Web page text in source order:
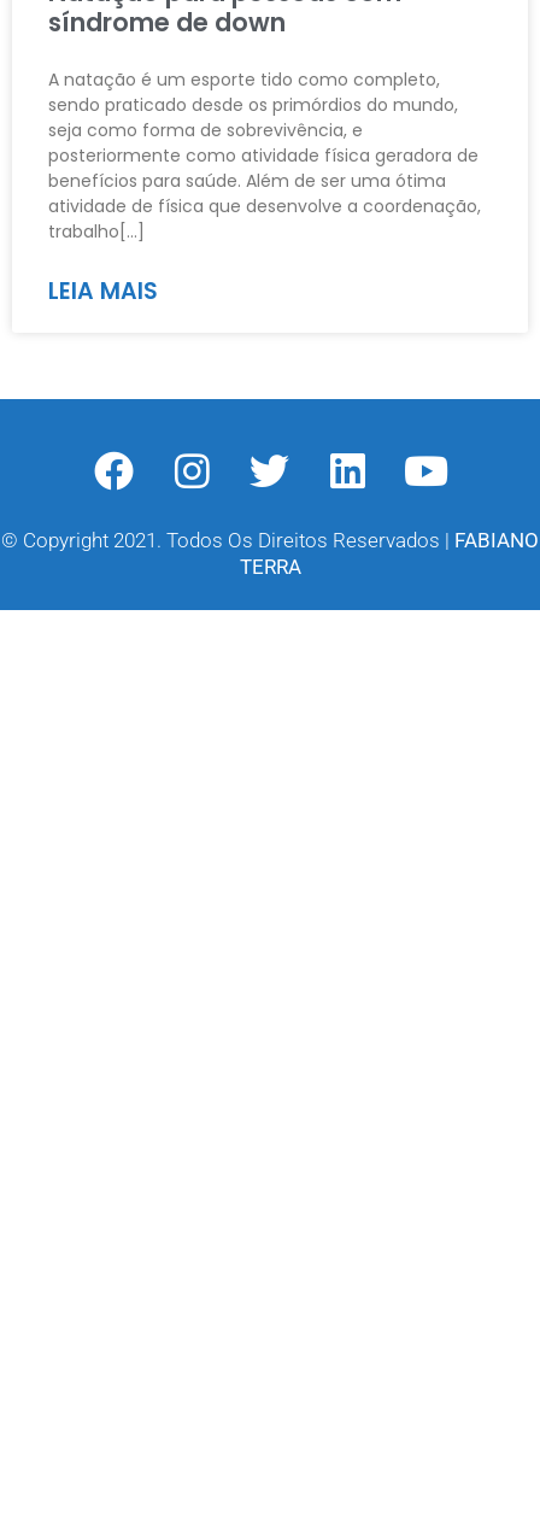
síndrome de down
A natação é um esporte tido como completo,
sendo praticado desde os primórdios do mundo,
seja como forma de sobrevivência, e
posteriormente como atividade física geradora de
benefícios para saúde. Além de ser uma ótima
atividade de física que desenvolve a coordenação,
trabalho[…]
LEIA MAIS
© Copyright 2021. Todos Os Direitos Reservados | FABIANO
TERRA